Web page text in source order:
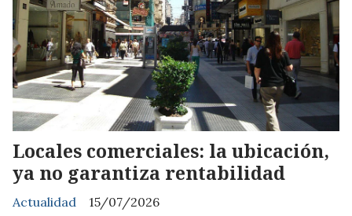
Locales comerciales: la ubicación,
ya no garantiza rentabilidad
Actualidad
15/07/2026